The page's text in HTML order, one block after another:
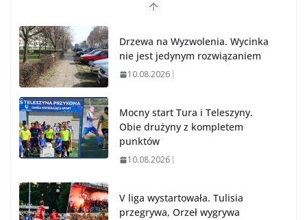
Drzewa na Wyzwolenia. Wycinka
nie jest jedynym rozwiązaniem
10.08.2026
Mocny start Tura i Teleszyny.
Obie drużyny z kompletem
punktów
10.08.2026
V liga wystartowała. Tulisia
przegrywa, Orzeł wygrywa